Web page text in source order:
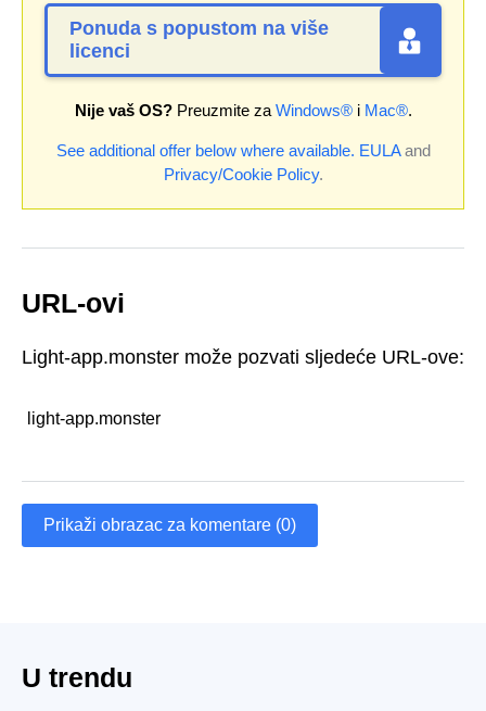
Ponuda s popustom na više
licenci
Nije vaš OS?Preuzmite za Windows®i Mac®.
See additional offer below where available. EULAand
Privacy/Cookie Policy.
URL-ovi
Light-app.monster može pozvati sljedeće URL-ove:
light-app.monster
Prikaži obrazac za komentare (0)
U trendu